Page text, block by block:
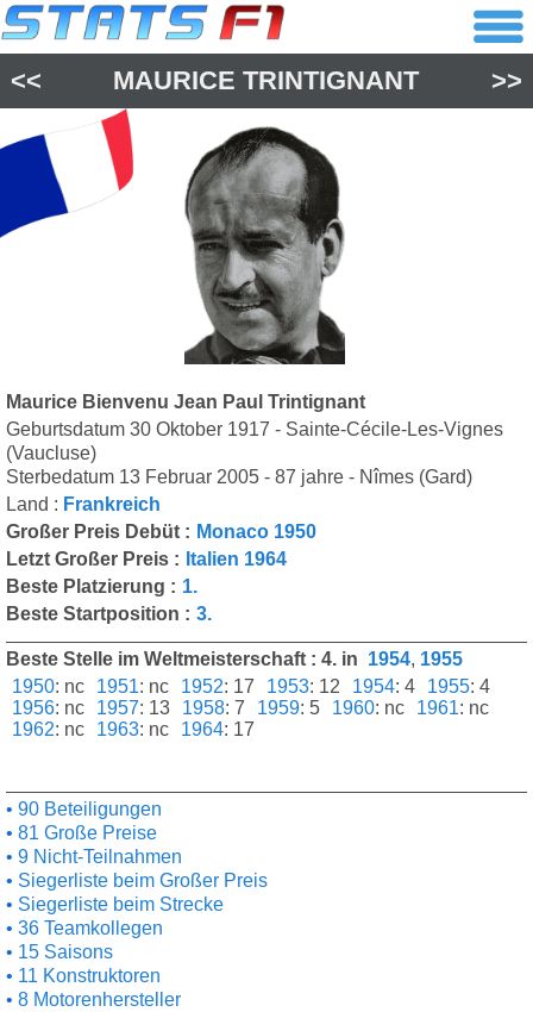
<< MAURICE TRINTIGNANT >>
Maurice Bienvenu Jean Paul Trintignant
Geburtsdatum 30 Oktober 1917 - Sainte-Cécile-Les-Vignes
(Vaucluse)
Sterbedatum 13 Februar 2005 - 87 jahre - Nîmes (Gard)
Land : Frankreich
Großer Preis Debüt : Monaco 1950
Letzt Großer Preis : Italien 1964
Beste Platzierung : 1.
Beste Startposition : 3.
Beste Stelle im Weltmeisterschaft : 4. in 1954, 1955
1950: nc 1951: nc 1952: 17 1953: 12 1954: 4 1955: 4
1956: nc 1957: 13 1958: 7 1959: 5 1960: nc 1961: nc
1962: nc 1963: nc 1964: 17
90 Beteiligungen
81 Große Preise
9 Nicht-Teilnahmen
Siegerliste beim Großer Preis
Siegerliste beim Strecke
36 Teamkollegen
15 Saisons
11 Konstruktoren
8 Motorenhersteller